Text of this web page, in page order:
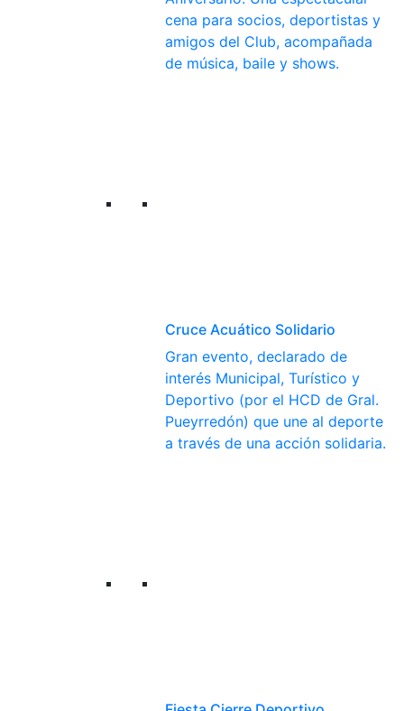
cena para socios, deportistas y
amigos del Club, acompañada
de música, baile y shows.
Cruce Acuático Solidario
Gran evento, declarado de
interés Municipal, Turístico y
Deportivo (por el HCD de Gral.
Pueyrredón) que une al deporte
a través de una acción solidaria.